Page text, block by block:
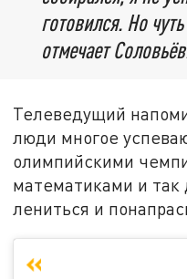
готовился. Но
отмечает
Телеведущий
люди многое
олимпийскими
математиками и так
лениться и